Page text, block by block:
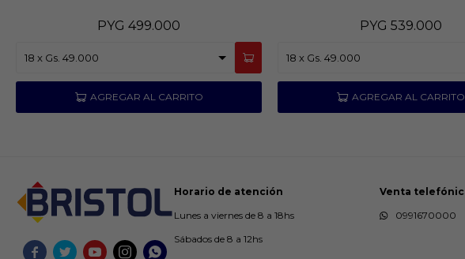
PYG 499.000 PYG 539.000
    
Horario de atención
Lunes a viernes de 8 a 18hs
Sábados de 8 a 12hs
Venta
0991670000